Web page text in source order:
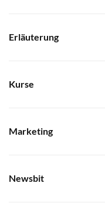
Erläuterung
Kurse
Marketing
Newsbit